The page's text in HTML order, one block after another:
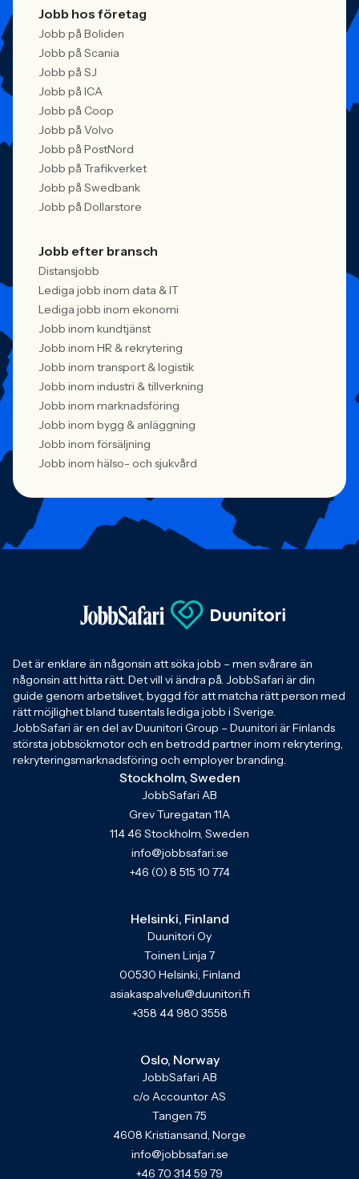
Jobb hos företag
Jobb på Boliden
Jobb på Scania
Jobb på SJ
Jobb på ICA
Jobb på Coop
Jobb på Volvo
Jobb på PostNord
Jobb på Trafikverket
Jobb på Swedbank
Jobb på Dollarstore
Jobb efter bransch
Distansjobb
Lediga jobb inom data & IT
Lediga jobb inom ekonomi
Jobb inom kundtjänst
Jobb inom HR & rekrytering
Jobb inom transport & logistik
Jobb inom industri & tillverkning
Jobb inom marknadsföring
Jobb inom bygg & anläggning
Jobb inom försäljning
Jobb inom hälso- och sjukvård
Det är enklare än någonsin att söka jobb – men svårare än
någonsin att hitta rätt. Det vill vi ändra på. JobbSafari är din
guide genom arbetslivet, byggd för att matcha rätt person med
rätt möjlighet bland tusentals lediga jobb i Sverige.
JobbSafari är en del av Duunitori Group – Duunitori är Finlands
största jobbsökmotor och en betrodd partner inom rekrytering,
rekryteringsmarknadsföring och employer branding.
Stockholm, Sweden
JobbSafari AB
Grev Turegatan 11A
114 46 Stockholm, Sweden
info@jobbsafari.se
+46 (0) 8 515 10 774
Helsinki, Finland
Duunitori Oy
Toinen Linja 7
00530 Helsinki, Finland
asiakaspalvelu@duunitori.fi
+358 44 980 3558
Oslo, Norway
JobbSafari AB
c/o Accountor AS
Tangen 75
4608 Kristiansand, Norge
info@jobbsafari.se
+46 70 314 59 79